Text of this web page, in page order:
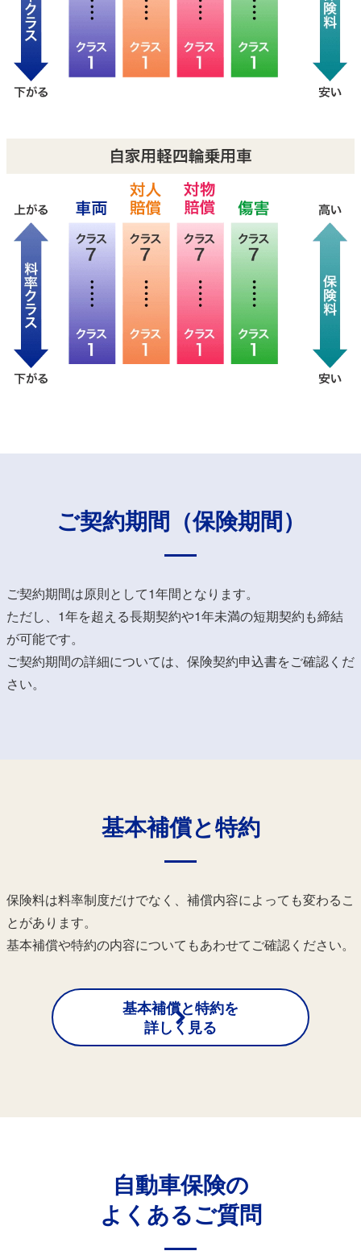
ご契約期間（保険期間）
ご契約期間は原則として1年間となります。
ただし、1年を超える長期契約や1年未満の短期契約も締結
が可能です。
ご契約期間の詳細については、保険契約申込書をご確認くだ
さい。
基本補償と特約
保険料は料率制度だけでなく、補償内容によっても変わるこ
とがあります。
基本補償や特約の内容についてもあわせてご確認ください。
基本補償と特約を
詳しく見る
⾃動⾞保険の
よくあるご質問